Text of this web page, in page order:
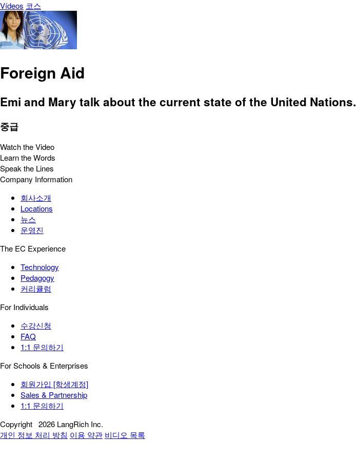
Vídeos 코스
Foreign Aid
Emi and Mary talk about the current state of the United Nations.
중급
Watch the Video
Learn the Words
Speak the Lines
Company Information
회사소개
Locations
뉴스
운영진
The EC Experience
Technology
Pedagogy
커리큘럼
For Individuals
수강신청
FAQ
1:1 문의하기
For Schools & Enterprises
회원가입 [학생계정]
Sales & Partnership
1:1 문의하기
Copyright 2026 LangRich Inc.
개인 정보 처리 방침 이용 약관 비디오 목록